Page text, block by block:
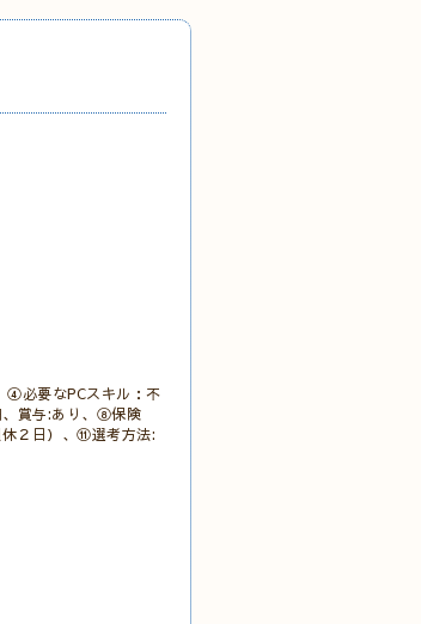
④必要なPCスキル：不
賞与:あり、⑧保険
２日）、⑪選考方法: